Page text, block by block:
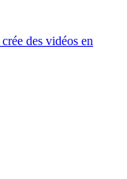
des vidéos en